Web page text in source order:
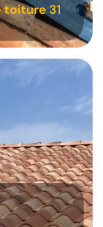
toiture 31